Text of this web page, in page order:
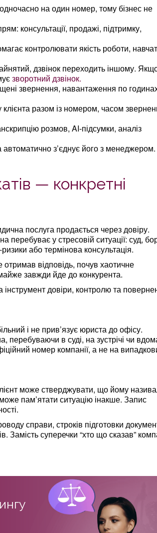
на один номер, тому бізнес не
консультації, продажі, підтримку,
контролювати якість роботи,
дзвінок переходить іншому.
зворотний дзвінок.
звернення, навантаження по
разом із номером, часом
розмов, AI-підсумки, аналіз
автоматично з’єднує його з
— конкретні
послуга продається через довіру.
у стресовій ситуації: суд,
або термінова консультація.
відповідь, почув хаотичне
завжди йде до конкурента.
довіри, контролю та
і не прив’язує юриста до офісу.
в суді, на зустрічі чи
номер компанії, а не на
може стверджувати, що йому
пам’ятати ситуацію інакше. Запис
справи, строків підготовки
Замість суперечки “хто що сказав”